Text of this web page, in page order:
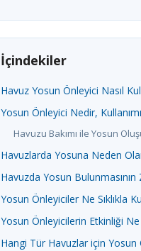
İçindekiler
Havuz Yosun Önleyici Nasıl
Yosun Önleyici Nedir, Kullanımı
Havuzu Bakımı ile Yosun
Havuzlarda Yosuna Neden
Havuzda Yosun Bulunmasının
Yosun Önleyiciler Ne Sıklıkla
Yosun Önleyicilerin Etkinliği
Hangi Tür Havuzlar için Yosun